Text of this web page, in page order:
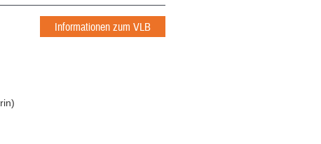
Informationen zum VLB
)